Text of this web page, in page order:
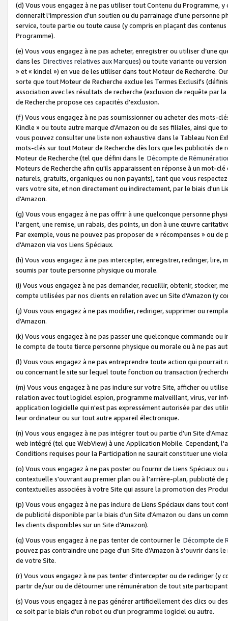
(d) Vous vous engagez à ne pas utiliser tout Contenu du Programme,
donnerait l'impression d'un soutien ou du parrainage d'une personne
service, toute partie ou toute cause (y compris en plaçant des
Programme).
(e) Vous vous engagez à ne pas acheter, enregistrer ou utiliser d’une
dans les Directives relatives aux Marques) ou toute variante ou
» et « kindel ») en vue de les utiliser dans tout Moteur de Recherche.
sorte que tout Moteur de Recherche exclue les Termes Exclusifs
association avec les résultats de recherche (exclusion de requête
de Recherche propose ces capacités d'exclusion.
(f) Vous vous engagez à ne pas soumissionner ou acheter des mots-
Kindle » ou toute autre marque d'Amazon ou de ses filiales, ainsi que
vous pouvez consulter une liste non exhaustive dans le Tableau Non
mots-clés sur tout Moteur de Recherche dès lors que les publicités de
Moteur de Recherche (tel que défini dans le Décompte de
Moteurs de Recherche afin qu'ils apparaissent en réponse à un mot-
naturels, gratuits, organiques ou non payants), tant que vous
vers votre site, et non directement ou indirectement, par le biais d'un
d'Amazon.
(g) Vous vous engagez à ne pas offrir à une quelconque personne
l'argent, une remise, un rabais, des points, un don à une œuvre
Par exemple, vous ne pouvez pas proposer de « récompenses » ou
d'Amazon via vos Liens Spéciaux.
(h) Vous vous engagez à ne pas intercepter, enregistrer, rediriger,
soumis par toute personne physique ou morale.
(i) Vous vous engagez à ne pas demander, recueillir, obtenir, stocker,
compte utilisées par nos clients en relation avec un Site d'Amazon (y
(j) Vous vous engagez à ne pas modifier, rediriger, supprimer ou
d'Amazon.
(k) Vous vous engagez à ne pas passer une quelconque commande
le compte de toute tierce personne physique ou morale ou à ne pas
(l) Vous vous engagez à ne pas entreprendre toute action qui
ou concernant le site sur lequel toute fonction ou transaction
(m) Vous vous engagez à ne pas inclure sur votre Site, afficher ou
relation avec tout logiciel espion, programme malveillant, virus, ver
application logicielle qui n'est pas expressément autorisée par des
leur ordinateur ou sur tout autre appareil électronique.
(n) Vous vous engagez à ne pas intégrer tout ou partie d'un Site
web intégré (tel que WebView) à une Application Mobile. Cependant,
Conditions requises pour la Participation ne saurait constituer une
(o) Vous vous engagez à ne pas poster ou fournir de Liens Spéciaux
contextuelle s'ouvrant au premier plan ou à l'arrière-plan, publicité
contextuelles associées à votre Site qui assure la promotion des
(p) Vous vous engagez à ne pas inclure de Liens Spéciaux dans tout
de publicité disponible par le biais d'un Site d'Amazon ou dans un
les clients disponibles sur un Site d'Amazon).
(q) Vous vous engagez à ne pas tenter de contourner le Décompte de
pouvez pas contraindre une page d'un Site d'Amazon à s'ouvrir dans
de votre Site.
(r) Vous vous engagez à ne pas tenter d'intercepter ou de rediriger
partir de/sur ou de détourner une rémunération de tout site
(s) Vous vous engagez à ne pas générer artificiellement des clics ou
ce soit par le biais d'un robot ou d'un programme logiciel ou autre.